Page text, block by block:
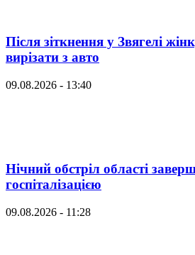
Після зіткнення у Звягелі
вирізати з авто
09.08.2026 - 13:40
Нічний обстріл області
госпіталізацією
09.08.2026 - 11:28